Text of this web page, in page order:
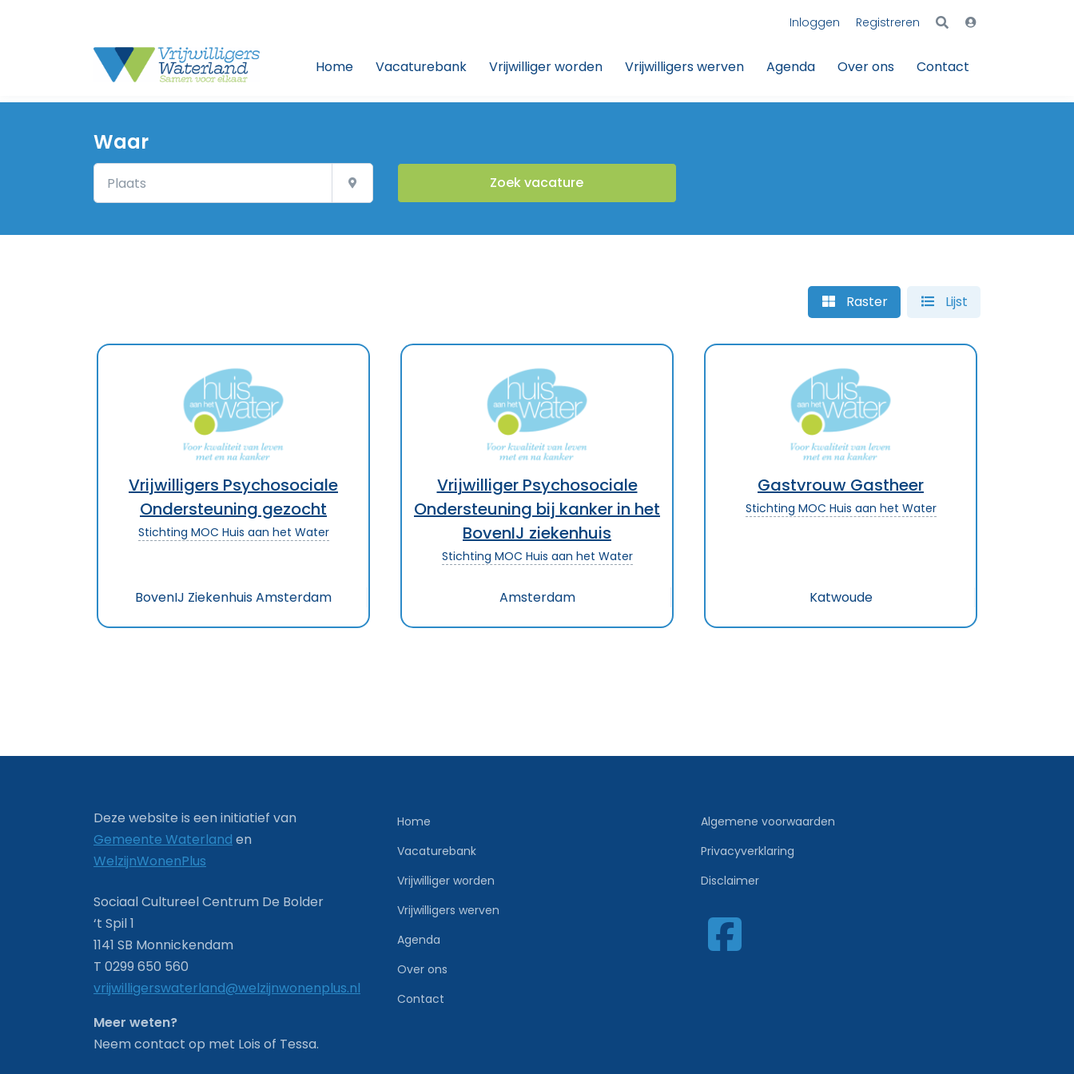
Inloggen Registreren
Home Vacaturebank Vrijwilliger worden Vrijwilligers werven Agenda Over ons Contact
Waar
Zoek vacature
Raster Lijst
Vrijwilligers Psychosociale
Ondersteuning gezocht
Stichting MOC Huis aan het Water
BovenIJ Ziekenhuis Amsterdam
Vrijwilliger Psychosociale
Ondersteuning bij kanker in het
BovenIJ ziekenhuis
Stichting MOC Huis aan het Water
Amsterdam
Gastvrouw Gastheer
Stichting MOC Huis aan het Water
Katwoude
Deze website is een initiatief van
Gemeente Waterland en
WelzijnWonenPlus
Sociaal Cultureel Centrum De Bolder
‘t Spil 1
1141 SB Monnickendam
T 0299 650 560
vrijwilligerswaterland@welzijnwonenplus.nl
Meer weten?
Neem contact op met Lois of Tessa.
Home
Vacaturebank
Vrijwilliger worden
Vrijwilligers werven
Agenda
Over ons
Contact
Algemene voorwaarden
Privacyverklaring
Disclaimer